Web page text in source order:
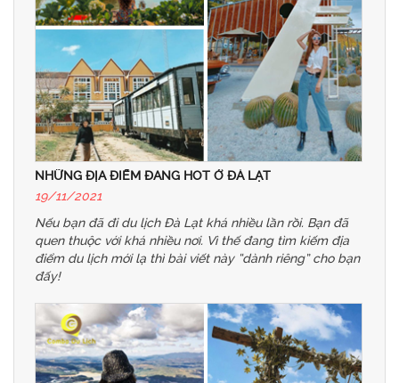
NHỮNG ĐỊA ĐIỂM ĐANG HOT Ở ĐÀ LẠT
19/11/2021
Nếu bạn đã đi du lịch Đà Lạt khá nhiều lần rồi. Bạn đã
quen thuộc với khá nhiều nơi. Vì thế đang tìm kiếm địa
điểm du lịch mới lạ thì bài viết này “dành riêng” cho bạn
đấy!